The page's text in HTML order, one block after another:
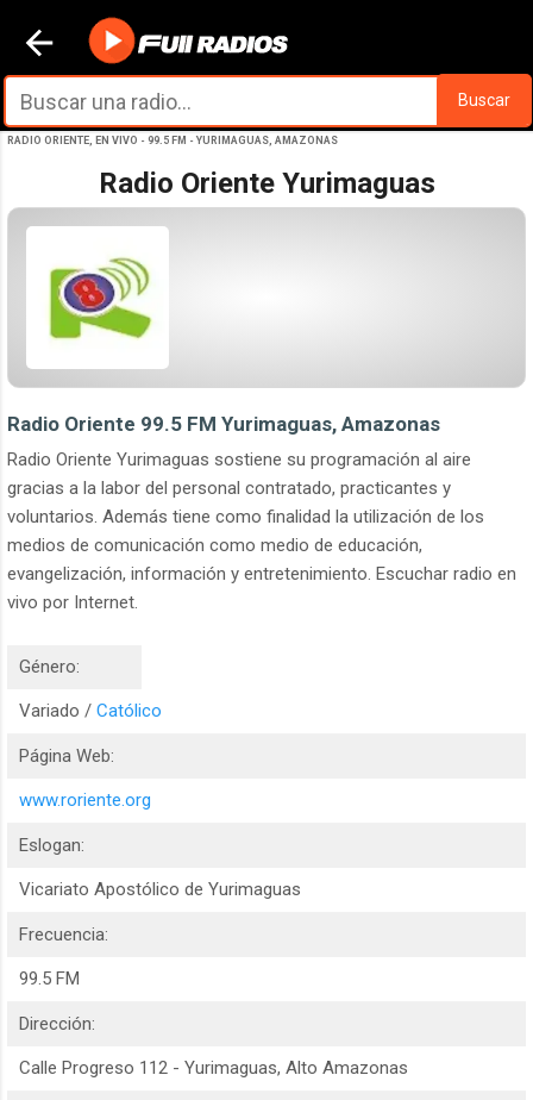
Ir al contenido principal
Buscar
RADIO ORIENTE, EN VIVO - 99.5 FM - YURIMAGUAS, AMAZONAS
Radio Oriente Yurimaguas
Radio Oriente 99.5 FM Yurimaguas, Amazonas
Radio Oriente Yurimaguas sostiene su programación al aire
gracias a la labor del personal contratado, practicantes y
voluntarios. Además tiene como finalidad la utilización de los
medios de comunicación como medio de educación,
evangelización, información y entretenimiento. Escuchar radio en
vivo por Internet.
Género:
Variado / Católico
Página Web:
www.roriente.org
Eslogan:
Vicariato Apostólico de Yurimaguas
Frecuencia:
99.5 FM
Dirección:
Calle Progreso 112 - Yurimaguas, Alto Amazonas